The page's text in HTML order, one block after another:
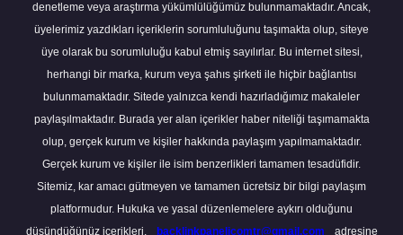
denetleme veya araştırma yükümlülüğümüz bulunmamaktadır. Ancak,
üyelerimiz yazdıkları içeriklerin sorumluluğunu taşımakta olup, siteye
üye olarak bu sorumluluğu kabul etmiş sayılırlar. Bu internet sitesi,
herhangi bir marka, kurum veya şahıs şirketi ile hiçbir bağlantısı
bulunmamaktadır. Sitede yalnızca kendi hazırladığımız makaleler
paylaşılmaktadır. Burada yer alan içerikler haber niteliği taşımamakta
olup, gerçek kurum ve kişiler hakkında paylaşım yapılmamaktadır.
Gerçek kurum ve kişiler ile isim benzerlikleri tamamen tesadüfidir.
Sitemiz, kar amacı gütmeyen ve tamamen ücretsiz bir bilgi paylaşım
platformudur. Hukuka ve yasal düzenlemelere aykırı olduğunu
düşündüğünüz içerikleri,
backlinkpanelicomtr@gmail.com adresine